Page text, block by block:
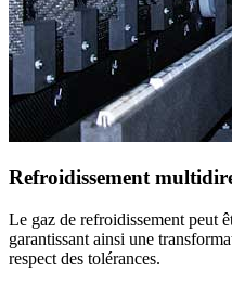
Refroidissement
Le gaz de refroidissement peut
garantissant ainsi une
respect des tolérances.